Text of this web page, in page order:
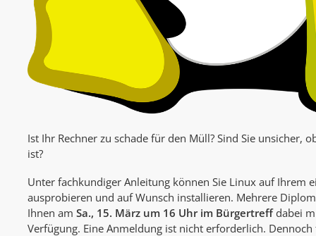
Ist Ihr Rechner zu schade für den Müll? Sind Sie unsicher,
ist?
Unter fachkundiger Anleitung können Sie Linux auf Ihrem
ausprobieren und auf Wunsch installieren. Mehrere
Ihnen amSa., 15. März um 16 Uhr im Bürgertreffdabei
Verfügung. Eine Anmeldung ist nicht erforderlich.